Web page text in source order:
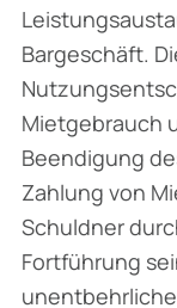
Bargeschäft.
Mietgebrauch
Beendigung
Zahlung von
Schuldner
Fortführung